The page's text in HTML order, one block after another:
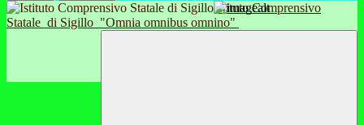
Istituto Comprensivo
Statale di Sigillo "Omnia omnibus omnino"